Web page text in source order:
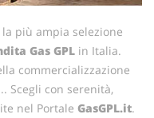
più ampia selezione
Gas GPL in Italia.
commercializzazione
Scegli con serenità,
nel Portale GasGPL.it.